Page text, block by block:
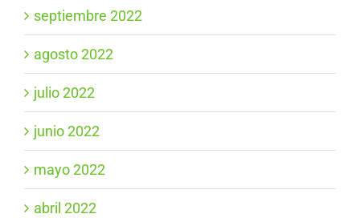
septiembre 2022
agosto 2022
julio 2022
junio 2022
mayo 2022
abril 2022